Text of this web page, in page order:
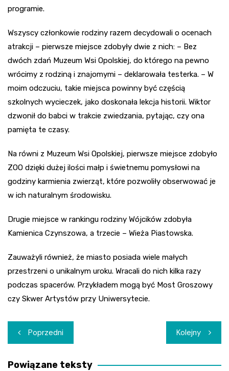
programie.
Wszyscy członkowie rodziny razem decydowali o ocenach
atrakcji – pierwsze miejsce zdobyły dwie z nich: – Bez
dwóch zdań Muzeum Wsi Opolskiej, do którego na pewno
wrócimy z rodziną i znajomymi – deklarowała testerka. – W
moim odczuciu, takie miejsca powinny być częścią
szkolnych wycieczek, jako doskonała lekcja historii. Wiktor
dzwonił do babci w trakcie zwiedzania, pytając, czy ona
pamięta te czasy.
Na równi z Muzeum Wsi Opolskiej, pierwsze miejsce zdobyło
ZOO dzięki dużej ilości małp i świetnemu pomysłowi na
godziny karmienia zwierząt, które pozwoliły obserwować je
w ich naturalnym środowisku.
Drugie miejsce w rankingu rodziny Wójcików zdobyła
Kamienica Czynszowa, a trzecie – Wieża Piastowska.
Zauważyli również, że miasto posiada wiele małych
przestrzeni o unikalnym uroku. Wracali do nich kilka razy
podczas spacerów. Przykładem mogą być Most Groszowy
czy Skwer Artystów przy Uniwersytecie.
Nawigacja
wpisu
Poprzedni Kolejny
Powiązane teksty